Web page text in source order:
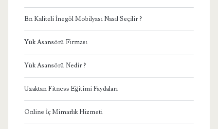
En Kaliteli İnegöl Mobilyası Nasıl Seçilir ?
Yük Asansörü Firması
Yük Asansörü Nedir ?
Uzaktan Fitness Eğitimi Faydaları
Online İç Mimarlık Hizmeti